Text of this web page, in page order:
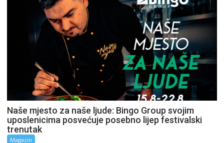
Naše mjesto za naše ljude: Bingo Group svojim
uposlenicima posvećuje posebno lijep festivalski
trenutak
Magazin